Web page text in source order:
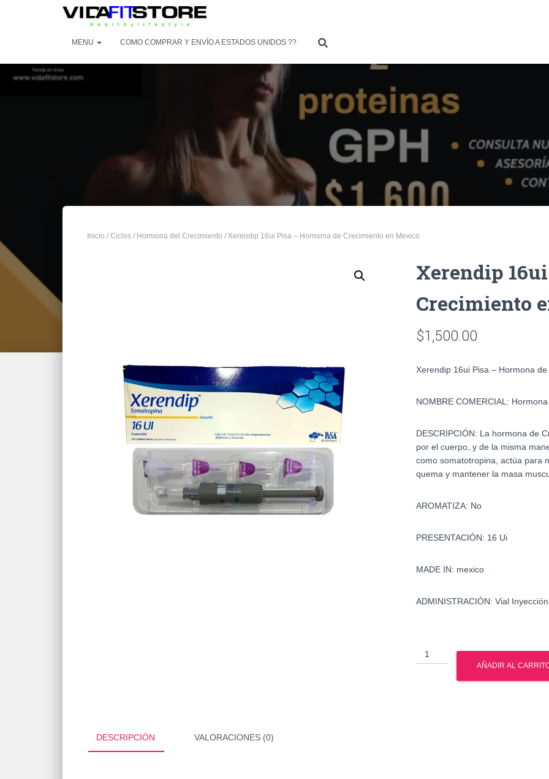
MENU COMO COMPRAR Y ENVÍO A ESTADOS UNIDOS ??
Inicio / Ciclos / Hormona del Crecimiento / Xerendip 16ui Pisa – Hormona de Crecimiento en Mexico
Xerendip
Crecimiento
$1,500.00
Xerendip 16ui Pisa – Hormona
NOMBRE COMERCIAL:
DESCRIPCIÓN: La hormona de
por el cuerpo, y de la misma
como somatotropina, actúa para
quema y mantener la masa
AROMATIZA: No
PRESENTACIÓN: 16 Ui
MADE IN: mexico
ADMINISTRACIÓN: Vial Inyección
Xerendip
16ui
AÑADIR AL
DESCRIPCIÓN VALORACIONES (0)